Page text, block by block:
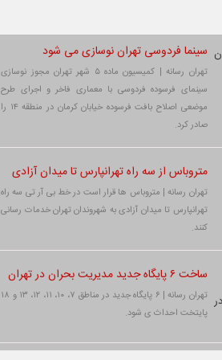
سینما فردوسی تهران نوسازی می شود
تهران رسانه | کمیسیون ماده ۵ شهر تهران مجوز نوسازی
سینمای فرسوده فردوسی با معماری فاخر و اجرای طرح
موضعی اصلاح بافت فرسوده خیابان کرمان در منطقه ۱۴ را
صادر کرد.
متروباس از سه راه تهرانپارس تا میدان آزادی
تهران رسانه | متروباس ها قرار است در خط بی آر تی سه راه
تهرانپارس تا میدان آزادی به شهروندان تهران خدمات رسانی
کنند.
ساخت ۶ پایگاه جدید مدیریت بحران در تهران
تهران رسانه | ۶ پایگاه جدید در مناطق ۷، ۱۰، ۱۱، ۱۲، ۱۳ و ۱۸
پایتخت احداث ی شود.